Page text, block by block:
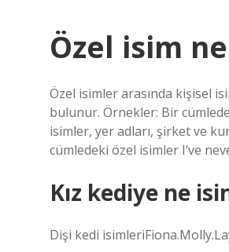
Özel isim
Özel isimler arasında kişisel
bulunur. Örnekler: Bir
isimler, yer adları, şirket ve
cümledeki özel isimler I’ve
Kız kediye ne
Dişi kedi